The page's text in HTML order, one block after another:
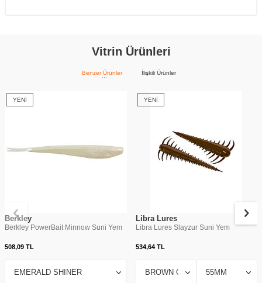
Vitrin Ürünleri
Benzer Ürünler İlişkili Ürünler
YENI
Berkley
Berkley PowerBait Minnow Suni Yem
508,09 TL
YENI
Libra Lures
Libra Lures Slayzur Suni Yem
534,64TL